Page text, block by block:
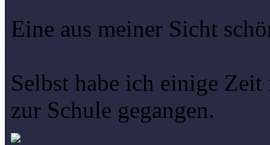
Eine aus meiner Sicht
Selbst habe ich einige
zur Schule gegangen.